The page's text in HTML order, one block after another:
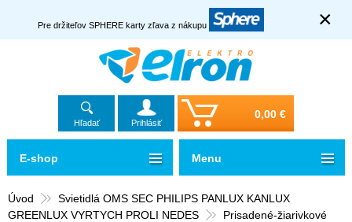
Pre držiteľov SPHERE karty zľava z nákupu ×
Hľadať Prihlásiť
0,00 €
Úvod
Svietidlá OMS SEC PHILIPS PANLUX KANLUX
GREENLUX VYRTYCH PROLI NEDES
Prisadené-žiarivkové
E-shop Menu